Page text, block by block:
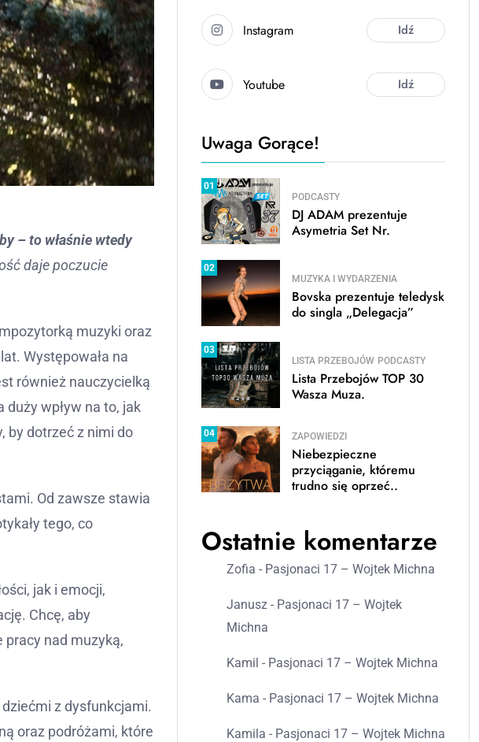
– to właśnie wtedy
daje poczucie
muzyki oraz
Występowała na
również nauczycielką
duży wpływ na to, jak
by dotrzeć z nimi do
Od zawsze stawia
tego, co
jak i emocji,
Chcę, aby
pracy nad muzyką,
z dysfunkcjami.
oraz podróżami, które
Instagram Idź
Youtube Idź
Uwaga Gorące!
01
PODCASTY
DJ ADAM prezentuje
Asymetria Set Nr.
02
MUZYKA I WYDARZENIA
Bovska prezentuje teledysk
do singla „Delegacja”
03
LISTA PRZEBOJÓW PODCASTY
Lista Przebojów TOP 30
Wasza Muza.
04 ZAPOWIEDZI
Niebezpieczne
przyciąganie, któremu
trudno się oprzeć..
Ostatnie komentarze
Zofia - Pasjonaci 17 – Wojtek Michna
Janusz - Pasjonaci 17 – Wojtek
Michna
Kamil - Pasjonaci 17 – Wojtek Michna
Kama - Pasjonaci 17 – Wojtek Michna
Kamila - Pasjonaci 17 – Wojtek Michna